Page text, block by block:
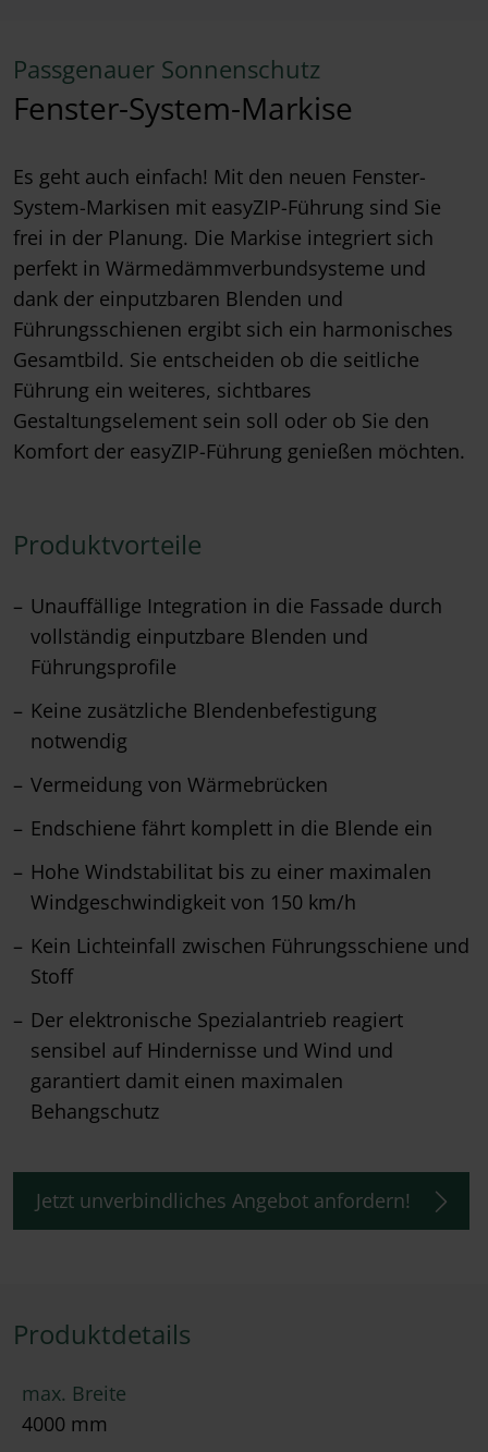
Passgenauer Sonnenschutz
Fenster-System-Markise
Es geht auch einfach! Mit den neuen Fenster-
System-Markisen mit easyZIP-Führung sind Sie
frei in der Planung. Die Markise integriert sich
perfekt in Wärmedämmverbundsysteme und
dank der einputzbaren Blenden und
Führungsschienen ergibt sich ein harmonisches
Gesamtbild. Sie entscheiden ob die seitliche
Führung ein weiteres, sichtbares
Gestaltungselement sein soll oder ob Sie den
Komfort der easyZIP-Führung genießen möchten.
Produktvorteile
Unauffällige Integration in die Fassade durch
vollständig einputzbare Blenden und
Führungsprofile
Keine zusätzliche Blendenbefestigung
notwendig
Vermeidung von Wärmebrücken
Endschiene fährt komplett in die Blende ein
Hohe Windstabilitat bis zu einer maximalen
Windgeschwindigkeit von 150 km/h
Kein Lichteinfall zwischen Führungsschiene und
Stoff
Der elektronische Spezialantrieb reagiert
sensibel auf Hindernisse und Wind und
garantiert damit einen maximalen
Behangschutz
Jetzt unverbindliches Angebot anfordern!
Produktdetails
max. Breite
4000 mm